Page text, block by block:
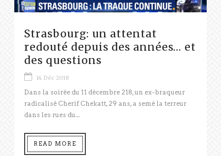
Strasbourg: un attentat
redouté depuis des années… et
des questions
14 Déc 2018
Dans la soirée du 11 décembre 218, un ex-braqueur
radicalisé Cherif Chekatt, 29 ans, a semé la terreur
dans les rues du...
READ MORE